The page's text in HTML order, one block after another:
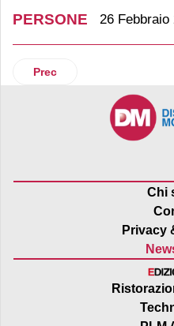
PERSONE 26 Febbraio
Articolo precedente:
Prec
Chi
Privacy